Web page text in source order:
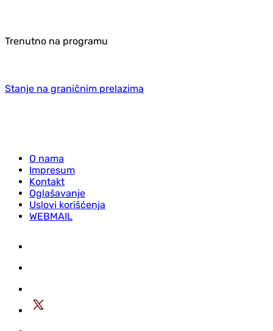
Trenutno na programu
Stanje na graničnim prelazima
O nama
Impresum
Kontakt
Oglašavanje
Uslovi korišćenja
WEBMAIL